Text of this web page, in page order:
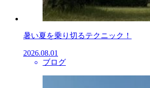
暑い夏を乗り切るテクニック！
2026.08.01
ブログ